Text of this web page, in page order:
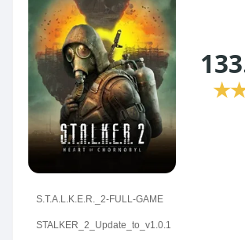
★
S.T.A.L.K.E.R._2-FULL-GAME
STALKER_2_Update_to_v1.0.1